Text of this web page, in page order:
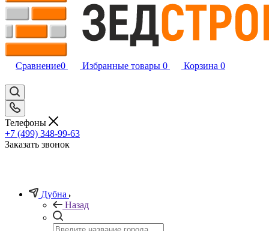
Сравнение0 Избранные товары 0 Корзина 0
Телефоны
+7 (499) 348-99-63
Заказать звонок
Дубна
Назад